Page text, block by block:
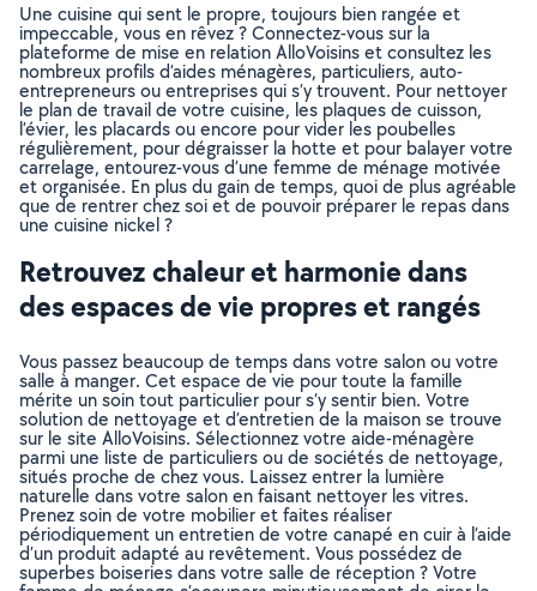
Une cuisine qui sent le propre, toujours bien rangée et
impeccable, vous en rêvez ? Connectez-vous sur la
plateforme de mise en relation AlloVoisins et consultez les
nombreux profils d’aides ménagères, particuliers, auto-
entrepreneurs ou entreprises qui s’y trouvent. Pour nettoyer
le plan de travail de votre cuisine, les plaques de cuisson,
l’évier, les placards ou encore pour vider les poubelles
régulièrement, pour dégraisser la hotte et pour balayer votre
carrelage, entourez-vous d’une femme de ménage motivée
et organisée. En plus du gain de temps, quoi de plus agréable
que de rentrer chez soi et de pouvoir préparer le repas dans
une cuisine nickel ?
Retrouvez chaleur et harmonie dans
des espaces de vie propres et rangés
Vous passez beaucoup de temps dans votre salon ou votre
salle à manger. Cet espace de vie pour toute la famille
mérite un soin tout particulier pour s’y sentir bien. Votre
solution de nettoyage et d’entretien de la maison se trouve
sur le site AlloVoisins. Sélectionnez votre aide-ménagère
parmi une liste de particuliers ou de sociétés de nettoyage,
situés proche de chez vous. Laissez entrer la lumière
naturelle dans votre salon en faisant nettoyer les vitres.
Prenez soin de votre mobilier et faites réaliser
périodiquement un entretien de votre canapé en cuir à l’aide
d’un produit adapté au revêtement. Vous possédez de
superbes boiseries dans votre salle de réception ? Votre